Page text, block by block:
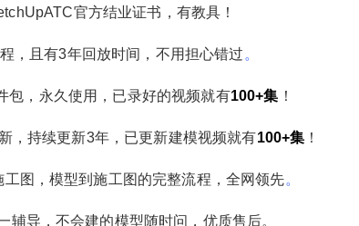
官方结业证书，有教具！
，且有3年回放时间，不用担心错过 。
包，永久使用，已录好的视频就有100+集 ！
，持续更新3年，已更新建模视频就有100+集 ！
图，模型到施工图的完整流程，全网领先。
辅导，不会建的模型随时问，优质售后。